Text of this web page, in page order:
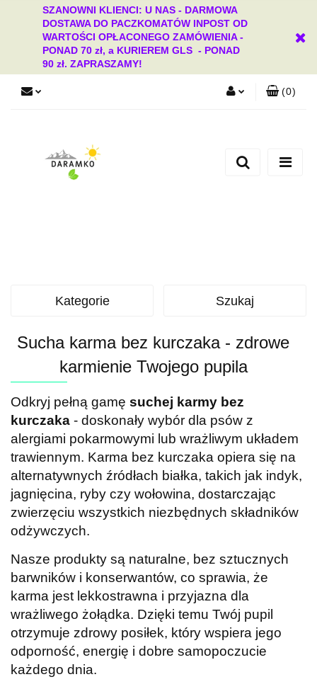
SZANOWNI KLIENCI: U NAS - DARMOWA
DOSTAWA DO PACZKOMATÓW INPOST OD
WARTOŚCI OPŁACONEGO ZAMÓWIENIA -
PONAD 70 zł, a KURIEREM GLS - PONAD
90 zł. ZAPRASZAMY!
Dodaj zgłoszenie
(0)
Kategorie Szukaj
Sucha karma bez kurczaka - zdrowe
karmienie Twojego pupila
Odkryj pełną gamę suchej karmy bez
kurczaka - doskonały wybór dla psów z
alergiami pokarmowymi lub wrażliwym układem
trawiennym. Karma bez kurczaka opiera się na
alternatywnych źródłach białka, takich jak indyk,
jagnięcina, ryby czy wołowina, dostarczając
zwierzęciu wszystkich niezbędnych składników
odżywczych.
Nasze produkty są naturalne, bez sztucznych
barwników i konserwantów, co sprawia, że
karma jest lekkostrawna i przyjazna dla
wrażliwego żołądka. Dzięki temu Twój pupil
otrzymuje zdrowy posiłek, który wspiera jego
odporność, energię i dobre samopoczucie
każdego dnia.